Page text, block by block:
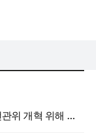
정부, '참정권 침해' 규명 총력... "선관위 개혁 위해 국정조사 등 모든 조치"